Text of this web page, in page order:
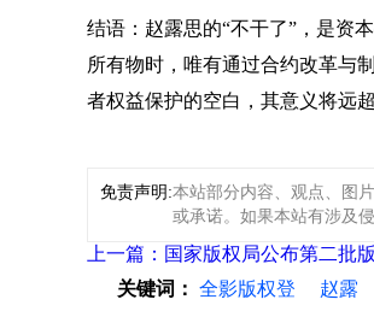
结语：赵露思的“不干了”，是资
所有物时，唯有通过合约改革与
者权益保护的空白，其意义将远超
免责声明:本站部分内容、观点、图
或承诺。如果本站有涉及
上一篇：国家版权局公布第二批
关键词： 全影版权登 赵露